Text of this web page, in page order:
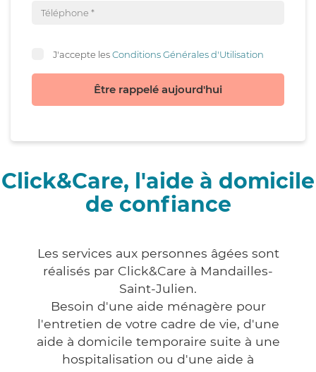
J'accepte lesConditions Générales d'Utilisation
Être rappelé aujourd'hui
Click&Care, l'aide à domicile
de confiance
Les services aux personnes âgées sont
réalisés par Click&Care à Mandailles-
Saint-Julien.
Besoin d'une aide ménagère pour
l'entretien de votre cadre de vie, d'une
aide à domicile temporaire suite à une
hospitalisation ou d'une aide à